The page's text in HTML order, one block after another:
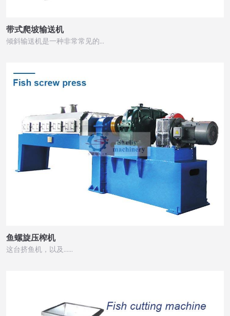
带式爬坡输送机
倾斜输送机是一种非常常见的…
鱼螺旋压榨机
这台挤鱼机，以及……